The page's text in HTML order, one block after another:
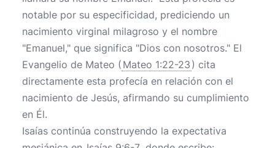
notable por su especificidad, prediciendo un
nacimiento virginal milagroso y el nombre
"Emanuel," que significa "Dios con nosotros." El
Evangelio de Mateo ( Mateo 1:22-23 ) cita
directamente esta profecía en relación con el
nacimiento de Jesús, afirmando su cumplimiento
en Él.
Isaías continúa construyendo la expectativa